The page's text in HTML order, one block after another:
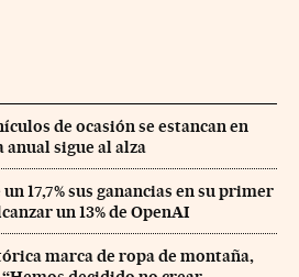
de ocasión se estancan en
sigue al alza
17,7% sus ganancias en su primer
un 13% de OpenAI
marca de ropa de montaña,